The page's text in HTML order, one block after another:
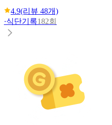
4.9(리뷰 48개)
·식단기록182회